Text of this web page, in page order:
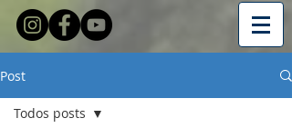
Post
Todos posts